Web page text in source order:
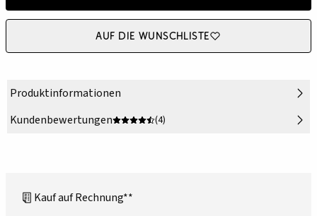
Auf die Wunschliste
Produktinformationen
Kundenbewertungen
(4)
Kauf auf Rechnung**